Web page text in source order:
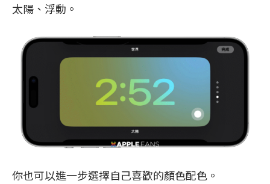
太陽、浮動。
你也可以進一步選擇自己喜歡的顏色配色。